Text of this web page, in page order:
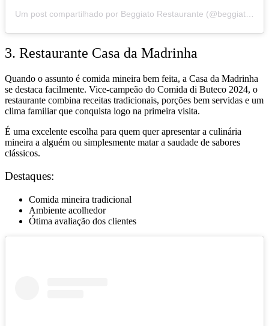
3. Restaurante Casa da Madrinha
Quando o assunto é comida mineira bem feita, a Casa da Madrinha
se destaca facilmente. Vice-campeão do Comida di Buteco 2024, o
restaurante combina receitas tradicionais, porções bem servidas e um
clima familiar que conquista logo na primeira visita.
É uma excelente escolha para quem quer apresentar a culinária
mineira a alguém ou simplesmente matar a saudade de sabores
clássicos.
Destaques:
Comida mineira tradicional
Ambiente acolhedor
Ótima avaliação dos clientes